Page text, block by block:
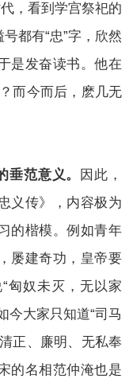
，看到学宫祭祀的
都有“忠”字，欣然
是发奋读书。他在
而今而后，麽几无
垂范意义。 因此，
义传》，内容极为
的楷模。例如青年
屡建奇功，皇帝要
匈奴未灭，无以家
今大家只知道“司马
正、廉明、无私奉
的名相范仲淹也是